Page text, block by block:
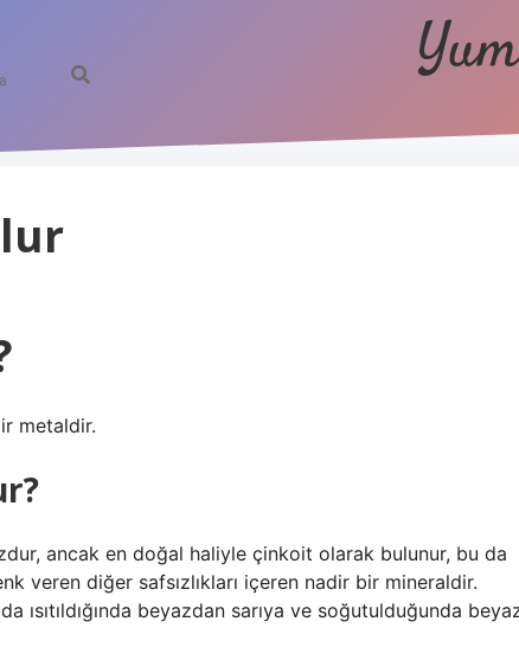
metaldir.
ancak en doğal haliyle çinkoit olarak bulunur, bu da
veren diğer safsızlıkları içeren nadir bir mineraldir.
beyazdan sarıya ve soğutulduğunda